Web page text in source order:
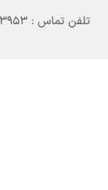
تلفن تماس : ۰۹۱۵۶۳۶۳۹۵۳